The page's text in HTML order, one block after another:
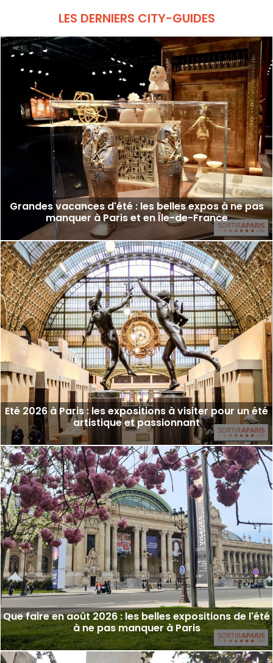
LES DERNIERS CITY-GUIDES
Grandes vacances d'été : les belles expos à ne pas
manquer à Paris et en Île-de-France
Eté 2026 à Paris : les expositions à visiter pour un été
artistique et passionnant
Que faire en août 2026 : les belles expositions de l'été
à ne pas manquer à Paris